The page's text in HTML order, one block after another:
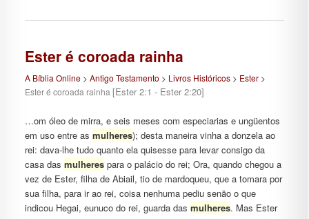
Ester é coroada rainha
A Bíblia Online> Antigo Testamento > Livros Históricos> Ester>
Ester é coroada rainha [Ester 2:1 - Ester 2:20]
…om óleo de mirra, e seis meses com especiarias e ungüentos
em uso entre as mulheres); desta maneira vinha a donzela ao
rei: dava-lhe tudo quanto ela quisesse para levar consigo da
casa das mulherespara o palácio do rei; Ora, quando chegou a
vez de Ester, filha de Abiail, tio de mardoqueu, que a tomara por
sua filha, para ir ao rei, coisa nenhuma pediu senão o que
indicou Hegai, eunuco do rei, guarda das mulheres. Mas Ester